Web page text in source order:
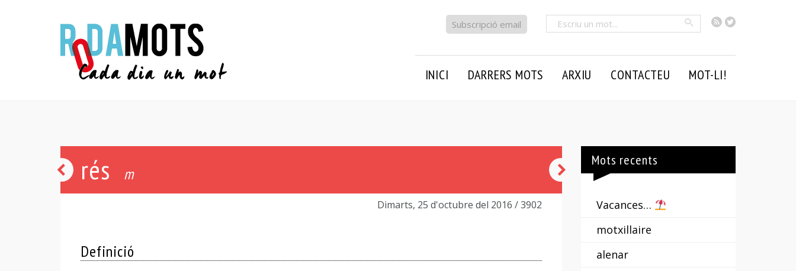
RSSTwitter
Cercar
Subscripció email
INICI DARRERS MOTS ARXIU CONTACTEU MOT-LI!
rés m
Dimarts, 25 d'octubre del 2016 / 3902
Definició
cóp
Mots recents
Vacances…
motxillaire
alenar